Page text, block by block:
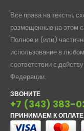
Все права на тексты,
размещенные на этом
Полное и (или)
использование в
соответствии с
Федерации.
ЗВОНИТЕ
+7 (343) 383-
ПРИНИМАЕМ К ОПЛАТЕ